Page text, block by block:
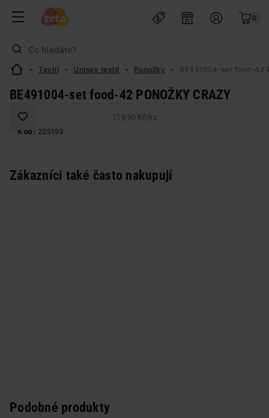
0
Textil Unisex textil Ponožky BE491004-set food-42
BE491004-set food-42 PONOŽKY CRAZY
119,90 Kč/ks
Kód: 225193
Zákazníci také často nakupují
Podobné produkty